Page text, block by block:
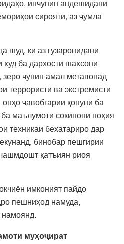
инчунин андешидани
сироятӣ, аз ҷумла
шуд, ки аз гузаронидани
худ ба дархости шахсони
зеро чунин амал метавонад
террористӣ ва экстремистӣ
ҷавобгарии қонунӣ ба
маълумоти сокинони ноҳия
техникаи бехатариро дар
бинобар пешгирии
қатъиян риоя
имконият пайдо
пешниҳод намуда,
намоянд.
муҳоҷират